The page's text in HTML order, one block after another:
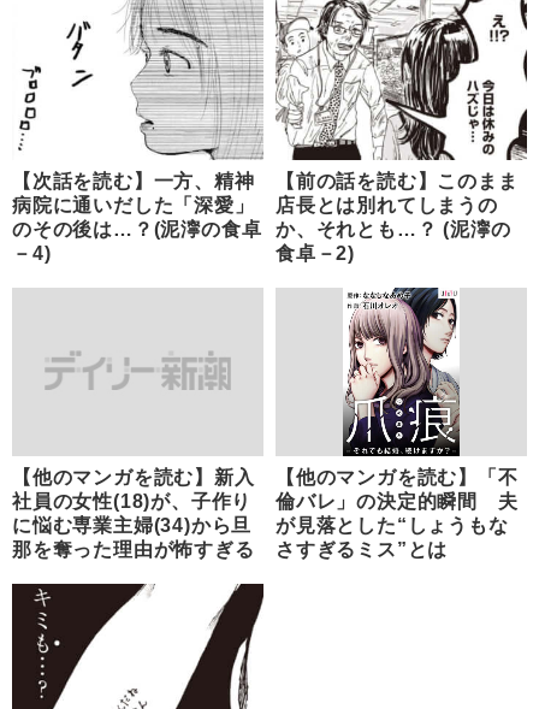
【次話を読む】一方、精神
病院に通いだした「深愛」
のその後は…？(泥濘の食卓
－4)
【前の話を読む】このまま
店長とは別れてしまうの
か、それとも…？ (泥濘の
食卓－2)
【他のマンガを読む】新入
社員の女性(18)が、子作り
に悩む専業主婦(34)から旦
那を奪った理由が怖すぎる
【他のマンガを読む】「不
倫バレ」の決定的瞬間 夫
が見落とした“しょうもな
さすぎるミス”とは